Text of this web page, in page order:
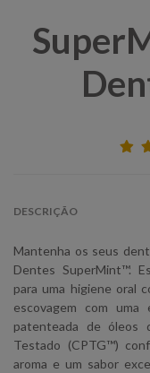
DESCRIÇÃO
Mantenha os seus
Dentes SuperMint™.
para uma higiene oral
escovagem com
patenteada de óleos
Testado (CPTG™)
aroma e um sabor